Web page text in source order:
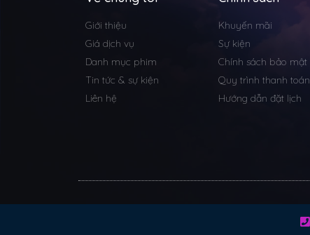
Giới thiệu
Giá dịch vụ
Danh mục phim
Tin tức & sự kiện
Liên hệ
Khuyến mãi
Sự kiện
Chính sách bảo mật
Quy trình thanh toán
Hướng dẫn đặt lịch